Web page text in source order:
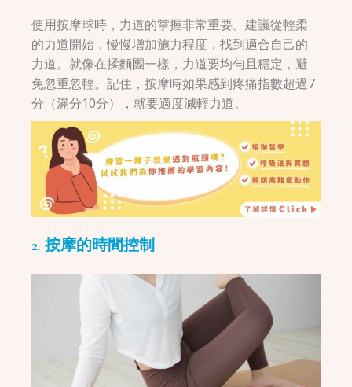
使用按摩球時，力道的掌握非常重要。建議從輕柔
的力道開始，慢慢增加施力程度，找到適合自己的
力道。就像在揉麵團一樣，力道要均勻且穩定，避
免忽重忽輕。記住，按摩時如果感到疼痛指數超過7
分（滿分10分），就要適度減輕力道。
2. 按摩的時間控制